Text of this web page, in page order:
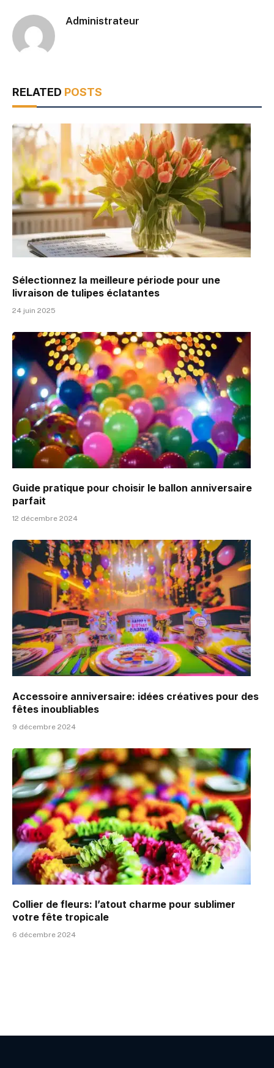
Administrateur
RELATED POSTS
Sélectionnez la meilleure période pour une
livraison de tulipes éclatantes
24 juin 2025
Guide pratique pour choisir le ballon anniversaire
parfait
12 décembre 2024
Accessoire anniversaire: idées créatives pour des
fêtes inoubliables
9 décembre 2024
Collier de fleurs: l’atout charme pour sublimer
votre fête tropicale
6 décembre 2024